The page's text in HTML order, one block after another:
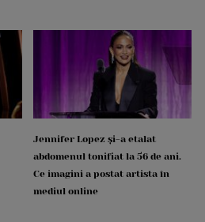
Jennifer Lopez și-a etalat
abdomenul tonifiat la 56 de ani.
Ce imagini a postat artista în
mediul online